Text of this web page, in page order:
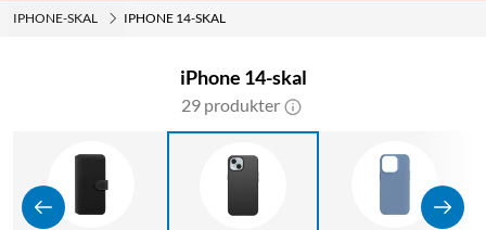
IPHONE-SKAL IPHONE 14-SKAL
iPhone 14-skal
29 produkter